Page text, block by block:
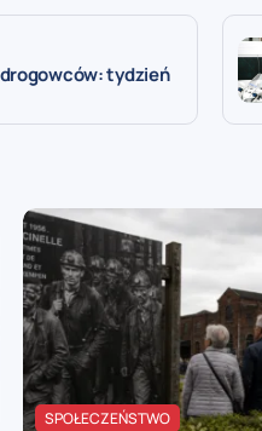
tydzień
SPOŁECZEŃSTWO